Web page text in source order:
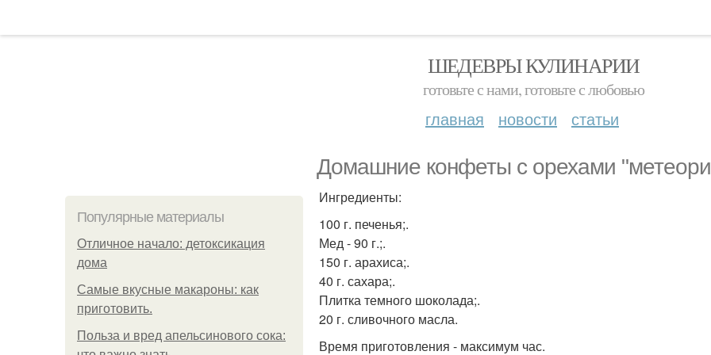
ШЕДЕВРЫ КУЛИНАРИИ
готовьте с нами, готовьте с любовью
главная новости статьи
Домашние конфеты с орехами
Популярные материалы
Отличное начало: детоксикация
дома
Самые вкусные макароны: как
приготовить.
Польза и вред апельсинового сока:
Ингредиенты:
100 г. печенья;.
Мед - 90 г.;.
150 г. арахиса;.
40 г. сахара;.
Плитка темного шоколада;.
20 г. сливочного масла.
Время приготовления - максимум час.